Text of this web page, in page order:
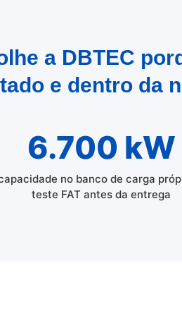
a DBTEC
e dentro da
6.700 kW
no banco de carga
teste FAT antes da entrega